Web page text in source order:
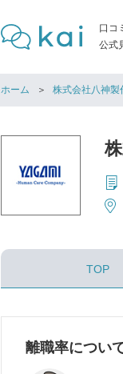
口コ
公式
ホーム 株式会社八神製
TOP
離職率につい